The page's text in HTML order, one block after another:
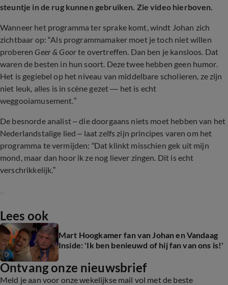
steuntje in de rug kunnen gebruiken. Zie video hierboven.
Wanneer het programma ter sprake komt, windt Johan zich
zichtbaar op: “Als programmamaker moet je toch niet willen
proberen Geer & Goorte overtreffen. Dan ben je kansloos. Dat
waren de besten in hun soort. Deze twee hebben geen humor.
Het is gegiebel op het niveau van middelbare scholieren, ze zijn
niet leuk, alles is in scène gezet — het is echt
weggooiamusement.”
De besnorde analist – die doorgaans niets moet hebben van het
Nederlandstalige lied – laat zelfs zijn principes varen om het
programma te vermijden: “Dat klinkt misschien gek uit mijn
mond, maar dan hoor ik ze nog liever zingen. Dit is echt
verschrikkelijk.”
Lees ook
Mart Hoogkamer fan van Johan en Vandaag
Inside: 'Ik ben benieuwd of hij fan van ons is!'
Ontvang onze nieuwsbrief
Meld je aan voor onze wekelijkse mail vol met de beste